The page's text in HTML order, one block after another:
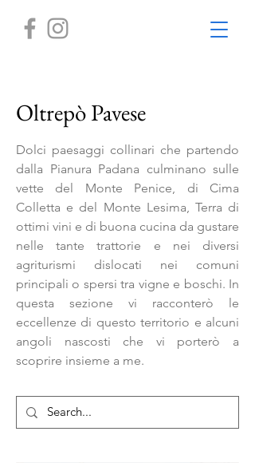
Oltrepò Pavese
Dolci paesaggi collinari che partendo
dalla Pianura Padana culminano sulle
vette del Monte Penice, di Cima
Colletta e del Monte Lesima, Terra di
ottimi vini e di buona cucina da gustare
nelle tante trattorie e nei diversi
agriturismi dislocati nei comuni
principali o spersi tra vigne e boschi. In
questa sezione vi racconterò le
eccellenze di questo territorio e alcuni
angoli nascosti che vi porterò a
scoprire insieme a me.